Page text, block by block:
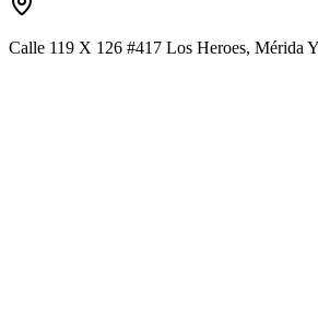
Calle 119 X 126 #417 Los Heroes, Mérida